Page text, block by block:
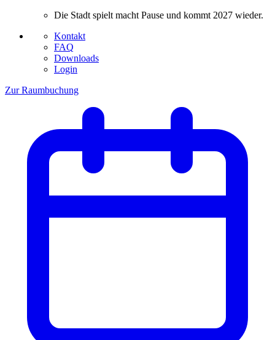
Die Stadt spielt macht Pause und kommt 2027 wieder.
Kontakt
FAQ
Downloads
Login
Zur Raumbuchung